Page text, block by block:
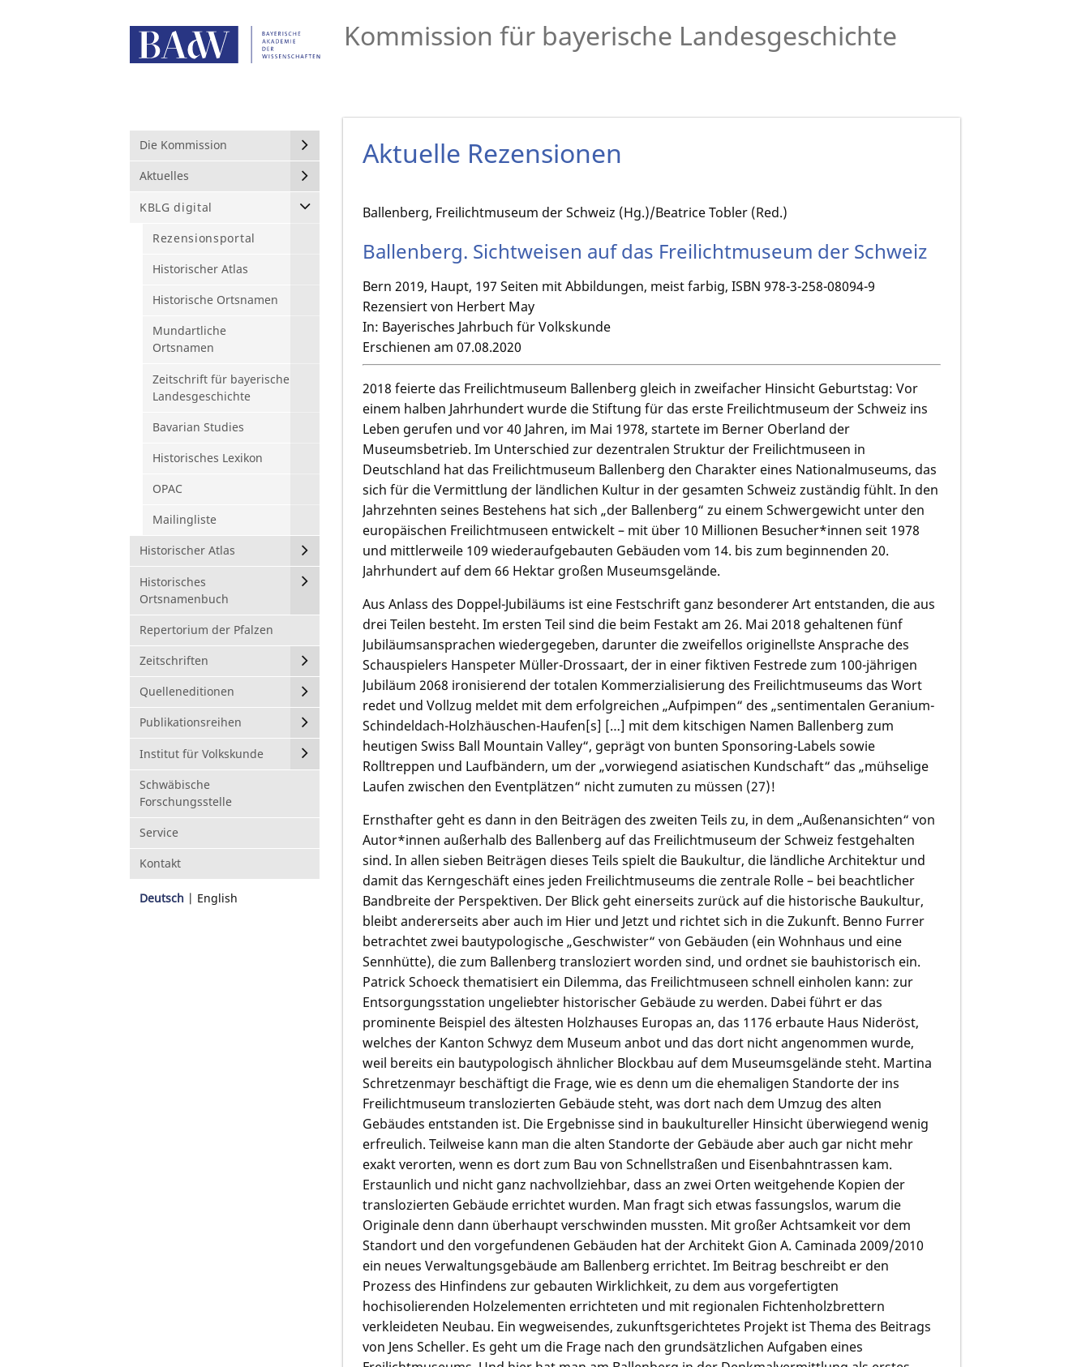
Kommission für bayerische Landesgeschichte
Die Kommission
Aktuelles
KBLG digital
Rezensionsportal
Historischer Atlas
Historische Ortsnamen
Mundartliche
Ortsnamen
Zeitschrift für bayerische
Landesgeschichte
Bavarian Studies
Historisches Lexikon
OPAC
Mailingliste
Historischer Atlas
Historisches
Ortsnamenbuch
Repertorium der Pfalzen
Zeitschriften
Quelleneditionen
Publikationsreihen
Institut für Volkskunde
Schwäbische
Forschungsstelle
Service
Kontakt
Deutsch English
Aktuelle Rezensionen
Ballenberg, Freilichtmuseum der Schweiz (Hg.)/Beatrice Tobler (Red.)
Ballenberg. Sichtweisen auf das Freilichtmuseum der Schweiz
Bern 2019, Haupt, 197 Seiten mit Abbildungen, meist farbig, ISBN 978-3-258-08094-9
Rezensiert von Herbert May
In: Bayerisches Jahrbuch für Volkskunde
Erschienen am 07.08.2020
2018 feierte das Freilichtmuseum Ballenberg gleich in zweifacher Hinsicht Geburtstag: Vor
einem halben Jahrhundert wurde die Stiftung für das erste Freilichtmuseum der Schweiz ins
Leben gerufen und vor 40 Jahren, im Mai 1978, startete im Berner Oberland der
Museumsbetrieb. Im Unterschied zur dezentralen Struktur der Freilichtmuseen in
Deutschland hat das Freilichtmuseum Ballenberg den Charakter eines Nationalmuseums, das
sich für die Vermittlung der ländlichen Kultur in der gesamten Schweiz zuständig fühlt. In den
Jahrzehnten seines Bestehens hat sich „der Ballenberg“ zu einem Schwergewicht unter den
europäischen Freilichtmuseen entwickelt – mit über 10 Millionen Besucher*innen seit 1978
und mittlerweile 109 wiederaufgebauten Gebäuden vom 14. bis zum beginnenden 20.
Jahrhundert auf dem 66 Hektar großen Museumsgelände.
Aus Anlass des Doppel-Jubiläums ist eine Festschrift ganz besonderer Art entstanden, die aus
drei Teilen besteht. Im ersten Teil sind die beim Festakt am 26. Mai 2018 gehaltenen fünf
Jubiläumsansprachen wiedergegeben, darunter die zweifellos originellste Ansprache des
Schauspielers Hanspeter Müller-Drossaart, der in einer fiktiven Festrede zum 100-jährigen
Jubiläum 2068 ironisierend der totalen Kommerzialisierung des Freilichtmuseums das Wort
redet und Vollzug meldet mit dem erfolgreichen „Aufpimpen“ des „sentimentalen Geranium-
Schindeldach-Holzhäuschen-Haufen[s] […] mit dem kitschigen Namen Ballenberg zum
heutigen Swiss Ball Mountain Valley“, geprägt von bunten Sponsoring-Labels sowie
Rolltreppen und Laufbändern, um der „vorwiegend asiatischen Kundschaft“ das „mühselige
Laufen zwischen den Eventplätzen“ nicht zumuten zu müssen (27)!
Ernsthafter geht es dann in den Beiträgen des zweiten Teils zu, in dem „Außenansichten“ von
Autor*innen außerhalb des Ballenberg auf das Freilichtmuseum der Schweiz festgehalten
sind. In allen sieben Beiträgen dieses Teils spielt die Baukultur, die ländliche Architektur und
damit das Kerngeschäft eines jeden Freilichtmuseums die zentrale Rolle – bei beachtlicher
Bandbreite der Perspektiven. Der Blick geht einerseits zurück auf die historische Baukultur,
bleibt andererseits aber auch im Hier und Jetzt und richtet sich in die Zukunft. Benno Furrer
betrachtet zwei bautypologische „Geschwister“ von Gebäuden (ein Wohnhaus und eine
Sennhütte), die zum Ballenberg transloziert worden sind, und ordnet sie bauhistorisch ein.
Patrick Schoeckthematisiert ein Dilemma, das Freilichtmuseen schnell einholen kann: zur
Entsorgungsstation ungeliebter historischer Gebäude zu werden. Dabei führt er das
prominente Beispiel des ältesten Holzhauses Europas an, das 1176 erbaute Haus Nideröst,
welches der Kanton Schwyz dem Museum anbot und das dort nicht angenommen wurde,
weil bereits ein bautypologisch ähnlicher Blockbau auf dem Museumsgelände steht. Martina
Schretzenmayr beschäftigt die Frage, wie es denn um die ehemaligen Standorte der ins
Freilichtmuseum translozierten Gebäude steht, was dort nach dem Umzug des alten
Gebäudes entstanden ist. Die Ergebnisse sind in baukultureller Hinsicht überwiegend wenig
erfreulich. Teilweise kann man die alten Standorte der Gebäude aber auch gar nicht mehr
exakt verorten, wenn es dort zum Bau von Schnellstraßen und Eisenbahntrassen kam.
Erstaunlich und nicht ganz nachvollziehbar, dass an zwei Orten weitgehende Kopien der
translozierten Gebäude errichtet wurden. Man fragt sich etwas fassungslos, warum die
Originale denn dann überhaupt verschwinden mussten. Mit großer Achtsamkeit vor dem
Standort und den vorgefundenen Gebäuden hat der Architekt Gion A. Caminada 2009/2010
ein neues Verwaltungsgebäude am Ballenberg errichtet. Im Beitrag beschreibt er den
Prozess des Hinfindens zur gebauten Wirklichkeit, zu dem aus vorgefertigten
hochisolierenden Holzelementen errichteten und mit regionalen Fichtenholzbrettern
verkleideten Neubau. Ein wegweisendes, zukunftsgerichtetes Projekt ist Thema des Beitrags
von Jens Scheller. Es geht um die Frage nach den grundsätzlichen Aufgaben eines